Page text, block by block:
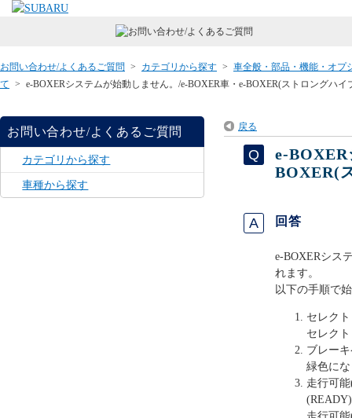
お問い合わせ/よくあるご質問 > カテゴリから探す > 車全般・部品・機能・オプ
て > e-BOXERシステムが始動しません。/e-BOXER車・e-BOXER(ストロングハイ
お問い合わせ/よくあるご質問
カテゴリから探す
車種から探す
戻る
e-
BOXER(
回答
e-BOXERシス
れます。
以下の手順で
セレク
セレク
ブレー
緑色に
走行可